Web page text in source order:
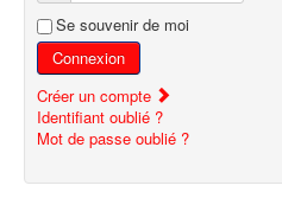
Se souvenir de moi
Connexion
Créer un compte
Identifiant oublié ?
Mot de passe oublié ?